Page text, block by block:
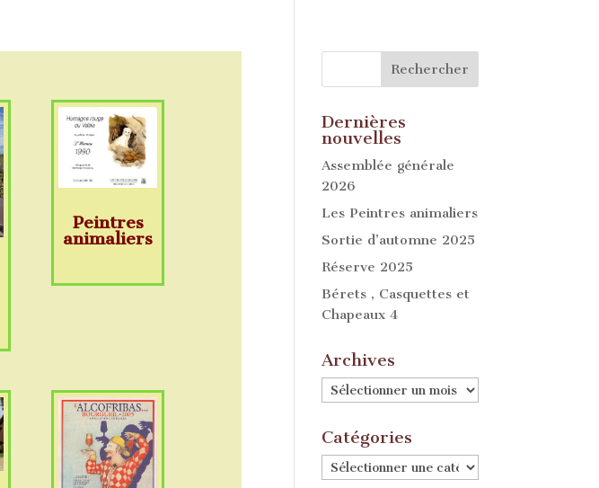
Peintres
animaliers
Dernières
nouvelles
Assemblée générale
2026
Les Peintres animaliers
Sortie d’automne 2025
Réserve 2025
Bérets , Casquettes et
Chapeaux 4
Archives
Archives
Catégories
Catégories